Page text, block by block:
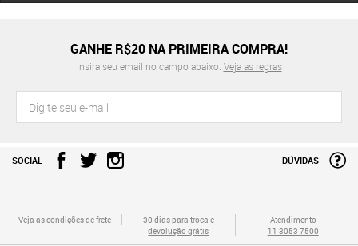
GANHE R$20 NA PRIMEIRA COMPRA!
Insira seu email no campo abaixo. Veja as regras
SOCIAL DÚVIDAS
Veja as condições de frete
30 dias para troca e
devolução grátis
Atendimento
11 3053 7500